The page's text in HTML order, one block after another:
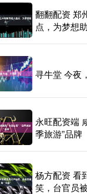
翻翻配资 郑
点，为梦想
寻牛堂 今夜
永旺配资端
季旅游”品牌
杨方配资 看
笑，台官员